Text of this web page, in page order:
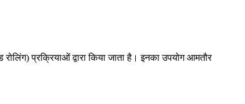
प्रक्रियाओं द्वारा किया जाता है। इनका उपयोग आमतौर